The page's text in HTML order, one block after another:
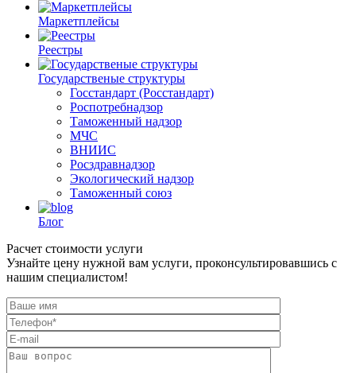
Маркетплейсы
Реестры
Государственые структуры
Госстандарт (Росстандарт)
Роспотребнадзор
Таможенный надзор
МЧС
ВНИИС
Росздравнадзор
Экологический надзор
Таможенный союз
Блог
Расчет стоимости услуги
Узнайте цену нужной вам услуги, проконсультировавшись с
нашим специалистом!